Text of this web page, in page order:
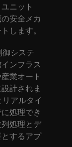
ニット
安全メカ
します。
御システ
ンフラス
業オート
計されま
アルタイ
処理でき
処理とデ
するアプ